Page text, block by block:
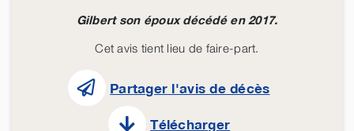
Gilbert son époux décédé en 2017.
Cet avis tient lieu de faire-part.
Partager l'avis de décès
Télécharger